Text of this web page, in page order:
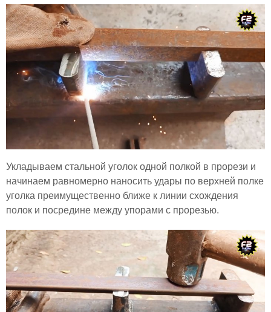
Укладываем стальной уголок одной полкой в прорези и
начинаем равномерно наносить удары по верхней полке
уголка преимущественно ближе к линии схождения
полок и посредине между упорами с прорезью.